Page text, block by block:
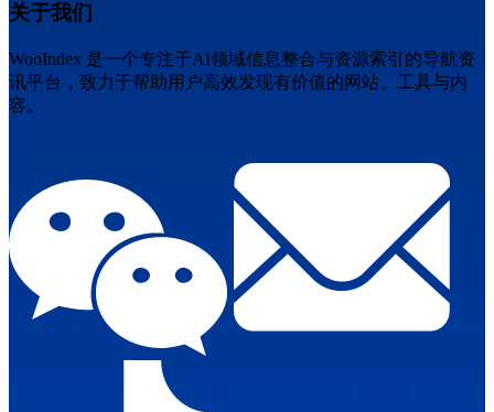
关于我们
WooIndex 是一个专注于AI领域信息整合与资源索引的导航资
讯平台，致力于帮助用户高效发现有价值的网站、工具与内
容。